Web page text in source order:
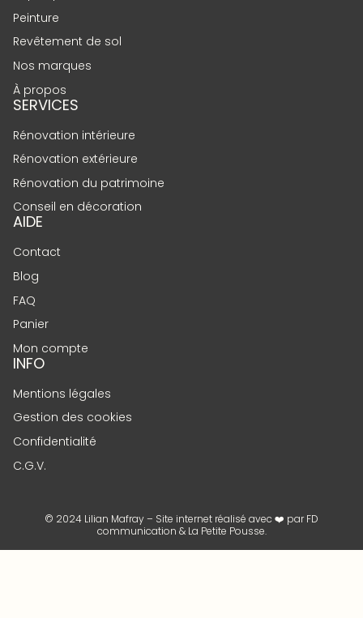
Peinture
Revêtement de sol
Nos marques
À propos
SERVICES
Rénovation intérieure
Rénovation extérieure
Rénovation du patrimoine
Conseil en décoration
AIDE
Contact
Blog
FAQ
Panier
Mon compte
INFO
Mentions légales
Gestion des cookies
Confidentialité
C.G.V.
© 2024 Lilian Mafray – Site internet réalisé avec ❤️ parFD
communication & La Petite Pousse.